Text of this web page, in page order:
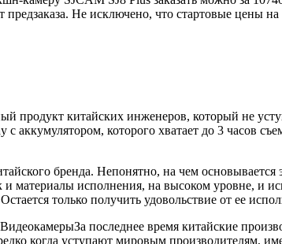
Не исключено, что стартовые цены
продукт китайских инженеров, который не
которого хватает до 3 часов
бренда. Непонятно, на чем основывается
материалы исполнения, на высоком уровне, и
только получить удовольствие от ее
ВидеокамерыЗа последнее время китайские
когда уступают мировым производителям,